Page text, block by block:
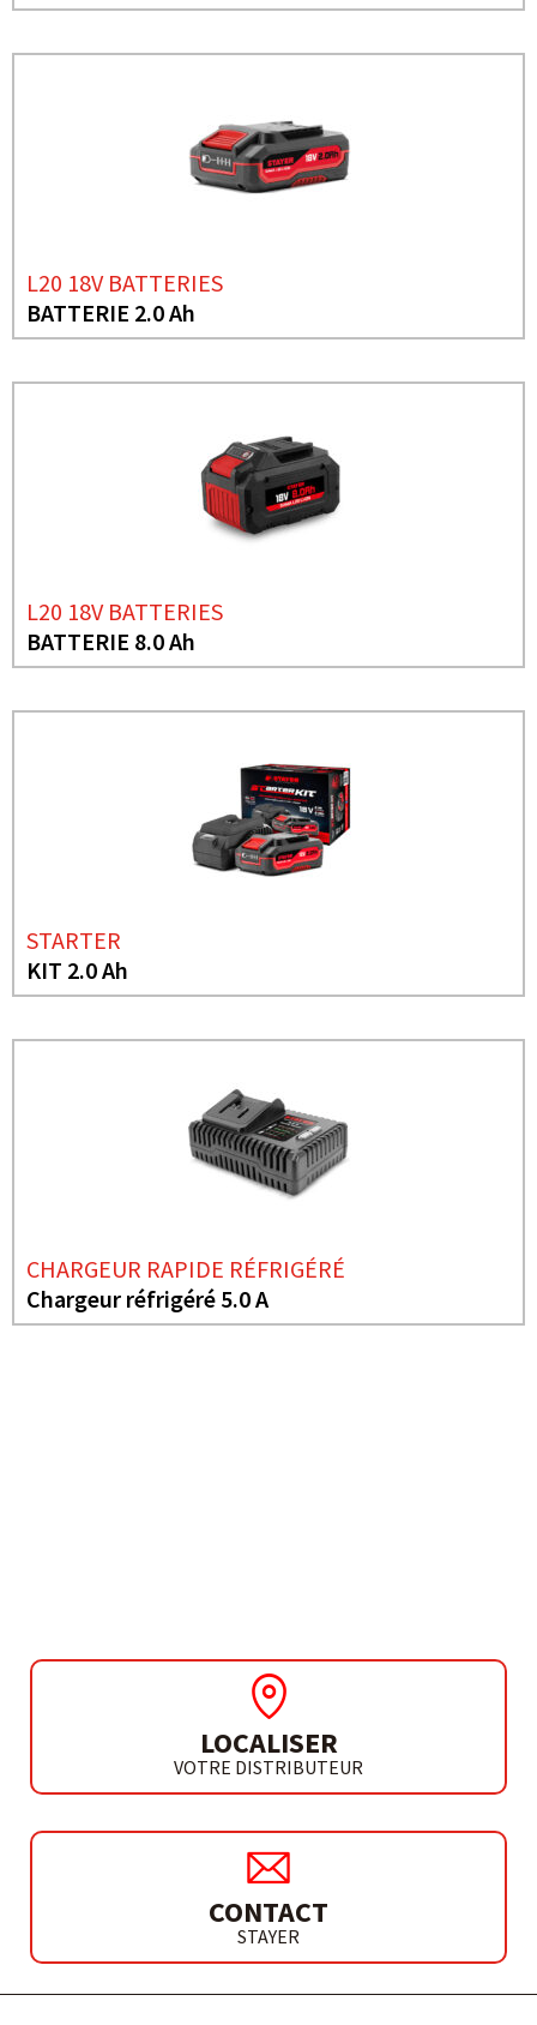
L20 18V BATTERIES
BATTERIE 2.0 Ah
L20 18V BATTERIES
BATTERIE 8.0 Ah
STARTER
KIT 2.0 Ah
CHARGEUR RAPIDE RÉFRIGÉRÉ
Chargeur réfrigéré 5.0 A
LOCALISER
VOTRE DISTRIBUTEUR
CONTACT
STAYER